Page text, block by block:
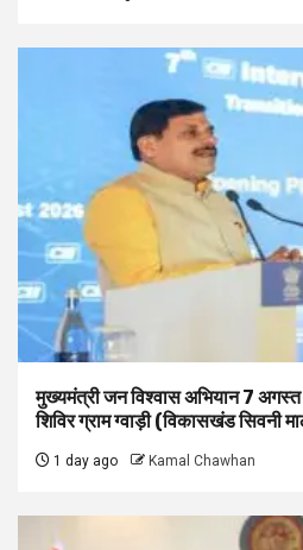
मुख्यमंत्री जन विश्वास अभियान 7
शिविर ग्राम ग्वाड़ी (विकासखंड सिवनी
1 day ago Kamal Chawhan